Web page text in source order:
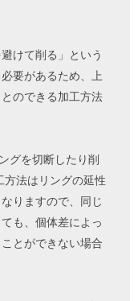
けて削る」という
要があるため、上
のできる加工方法
グを切断したり削
方法はリングの延性
りますので、同じ
も、個体差によっ
とができない場合